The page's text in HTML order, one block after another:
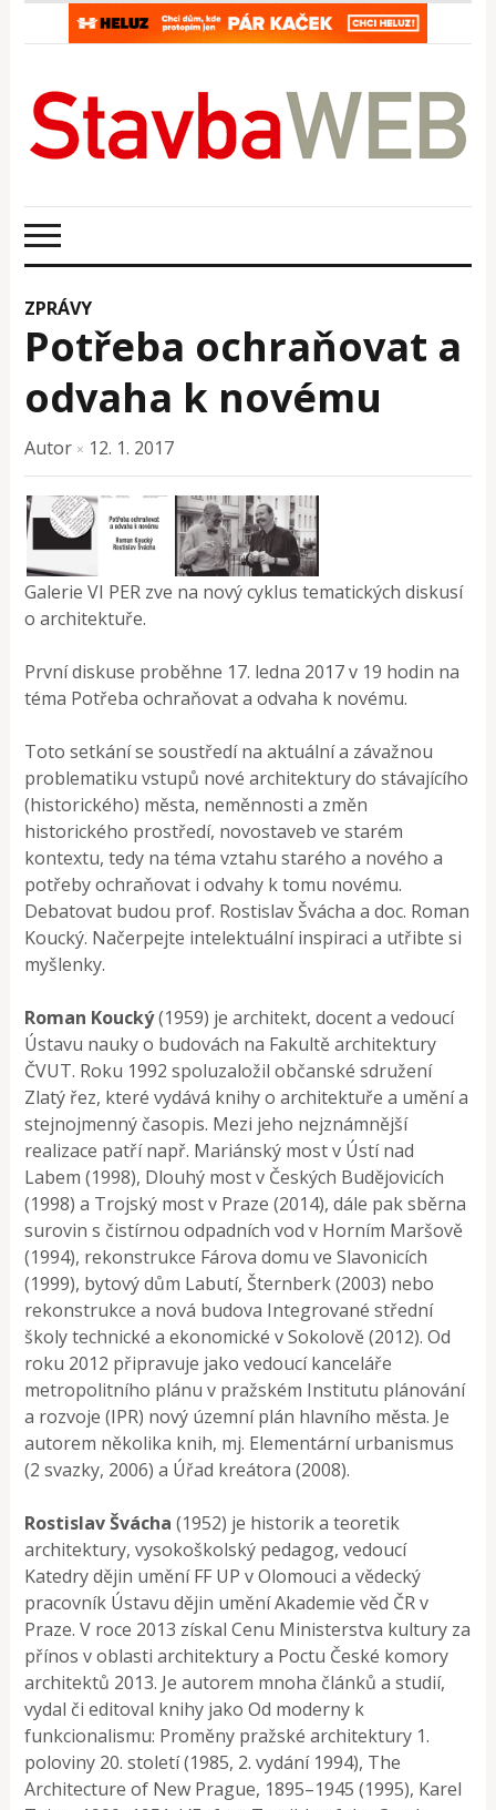
ZPRÁVY
Potřeba ochraňovat a
odvaha k novému
Autor × 12. 1. 2017
Galerie VI PER zve na nový cyklus tematických diskusí
o architektuře.
První diskuse proběhne 17. ledna 2017 v 19 hodin na
téma Potřeba ochraňovat a odvaha k novému.
Toto setkání se soustředí na aktuální a závažnou
problematiku vstupů nové architektury do stávajícího
(historického) města, neměnnosti a změn
historického prostředí, novostaveb ve starém
kontextu, tedy na téma vztahu starého a nového a
potřeby ochraňovat i odvahy k tomu novému.
Debatovat budou prof. Rostislav Švácha a doc. Roman
Koucký. Načerpejte intelektuální inspiraci a utřibte si
myšlenky.
Roman Koucký(1959) je architekt, docent a vedoucí
Ústavu nauky o budovách na Fakultě architektury
ČVUT. Roku 1992 spoluzaložil občanské sdružení
Zlatý řez, které vydává knihy o architektuře a umění a
stejnojmenný časopis. Mezi jeho nejznámnější
realizace patří např. Mariánský most v Ústí nad
Labem (1998), Dlouhý most v Českých Budějovicích
(1998) a Trojský most v Praze (2014), dále pak sběrna
surovin s čistírnou odpadních vod v Horním Maršově
(1994), rekonstrukce Fárova domu ve Slavonicích
(1999), bytový dům Labutí, Šternberk (2003) nebo
rekonstrukce a nová budova Integrované střední
školy technické a ekonomické v Sokolově (2012). Od
roku 2012 připravuje jako vedoucí kanceláře
metropolitního plánu v pražském Institutu plánování
a rozvoje (IPR) nový územní plán hlavního města. Je
autorem několika knih, mj. Elementární urbanismus
(2 svazky, 2006) a Úřad kreátora (2008).
Rostislav Švácha (1952) je historik a teoretik
architektury, vysokoškolský pedagog, vedoucí
Katedry dějin umění FF UP v Olomouci a vědecký
pracovník Ústavu dějin umění Akademie věd ČR v
Praze. V roce 2013 získal Cenu Ministerstva kultury za
přínos v oblasti architektury a Poctu České komory
architektů 2013. Je autorem mnoha článků a studií,
vydal či editoval knihy jako Od moderny k
funkcionalismu: Proměny pražské architektury 1.
poloviny 20. století (1985, 2. vydání 1994), The
Architecture of New Prague, 1895–1945 (1995), Karel